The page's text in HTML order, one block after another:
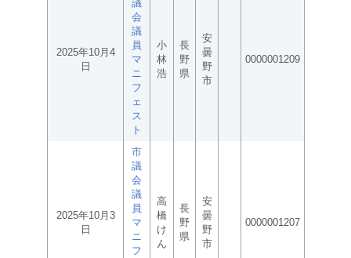
2025年10月4
日
議
会
議
員
マ
ニ
フ
ェ
ス
ト
小
林
浩
長
野
県
安
曇
野
市
0000001209
2025年10月3
日
市
議
会
議
員
マ
ニ
フ
高
橋
け
ん
長
野
県
安
曇
野
市
0000001207